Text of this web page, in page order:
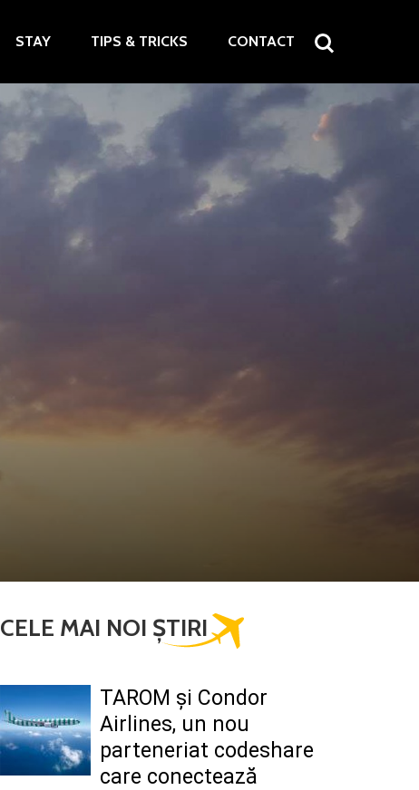
STAY TIPS & TRICKS CONTACT
CELE MAI NOI ȘTIRI
TAROM şi Condor
Airlines, un nou
parteneriat codeshare
care conectează